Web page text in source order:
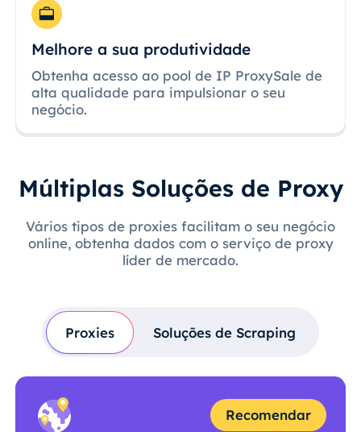
Melhore a sua produtividade
Obtenha acesso ao pool de IP ProxySale de
alta qualidade para impulsionar o seu
negócio.
Múltiplas Soluções de Proxy
Vários tipos de proxies facilitam o seu negócio
online, obtenha dados com o serviço de proxy
líder de mercado.
Proxies Soluções de Scraping
Recomendar